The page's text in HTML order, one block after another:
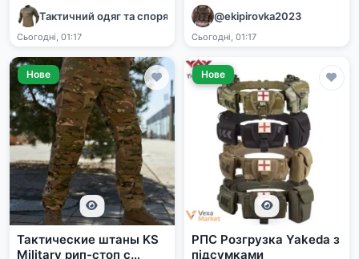
Тактичний одяг та спорядження
Сьогодні, 01:17
@ekipirovka2023
Сьогодні, 01:17
Нове
Тактические штаны KS
Military рип-стоп с
Нове
РПС Розгрузка Yakeda з
підсумками